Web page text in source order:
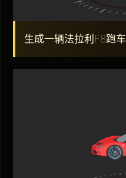
生成一辆法拉利F8跑车